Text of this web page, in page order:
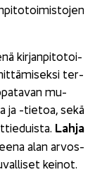
kir­jan­pi­to­toi­
ter­
mu­
ja -​tietoa, sekä
Lahja
alan ar­vos­
kei­not.